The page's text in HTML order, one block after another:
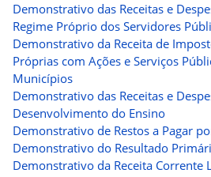
Demonstrativo das Receitas e
Regime Próprio dos Servidores
Demonstrativo da Receita de
Próprias com Ações e Serviços
Municípios
Demonstrativo das Receitas e
Desenvolvimento do Ensino
Demonstrativo de Restos a Pagar
Demonstrativo do Resultado
Demonstrativo da Receita Corrente